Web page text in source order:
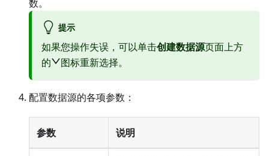
数。
提示
如果您操作失误，可以单击创建数据源页面上方
的
图标重新选择。
配置数据源的各项参数：
参数 说明